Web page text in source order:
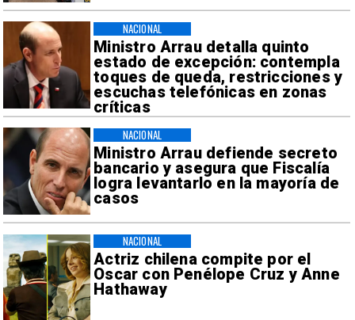
Ministro Arrau detalla quinto
estado de excepción: contempla
toques de queda, restricciones y
escuchas telefónicas en zonas
críticas
NACIONAL
Ministro Arrau defiende secreto
bancario y asegura que Fiscalía
logra levantarlo en la mayoría de
casos
NACIONAL
Actriz chilena compite por el
Oscar con Penélope Cruz y Anne
Hathaway
NACIONAL